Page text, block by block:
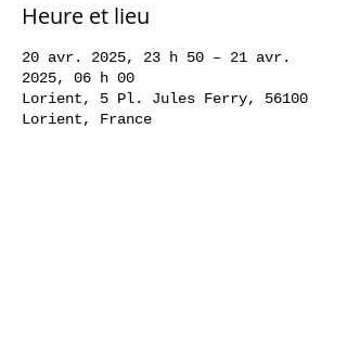
Heure et lieu
20 avr. 2025, 23 h 50 – 21 avr.
2025, 06 h 00
Lorient, 5 Pl. Jules Ferry, 56100
Lorient, France